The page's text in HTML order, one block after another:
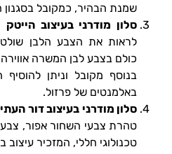
שמנת הבהיר, כמקובל בסגנון
סלון מודרני בעיצוב הייטק
לראות את הצבע הלבן
כולם בצבע לבן המשרה אווירה
בנוסף מקובל וניתן
באלמנטים של פרזול.
סלון מודרני בעיצוב דור
טהרת צבעי השחור אפור,
טכנולוגי חללי, המזכיר עיצוב